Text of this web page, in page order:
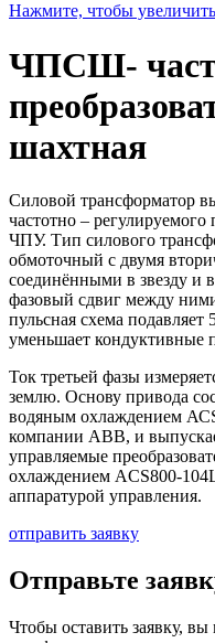
Нажмите, чтобы увеличить
ЧПСШ-
шахтная
Силовой трансформатор
частотно –
ЧПУ. Тип силового
обмоточный с двумя
соединёнными в звезду и
фазовый сдвиг между
пульсная схема
уменьшает кондуктивные
Ток третьей фазы
землю. Основу привода
водяным охлаждением
компании АВВ, и
управляемые
охлаждением ACS800-
аппаратурой управления.
отправить заявку
Отправьте
Чтобы оставить заявку,